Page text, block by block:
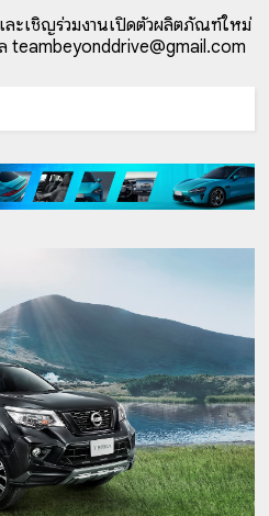
ะเชิญร่วมงานเปิดตัวผลิตภัณฑ์ใหม่
teambeyonddrive@gmail.com